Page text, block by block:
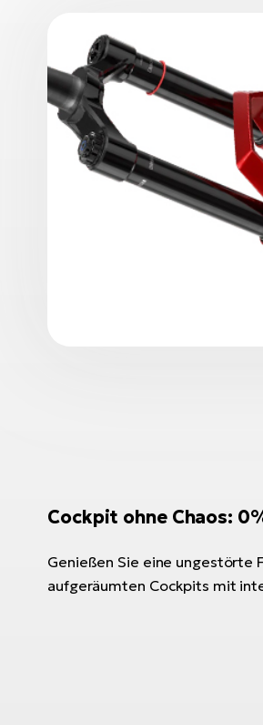
Cockpit ohne Chaos:
Genießen Sie eine ungestörte
aufgeräumten Cockpits mit